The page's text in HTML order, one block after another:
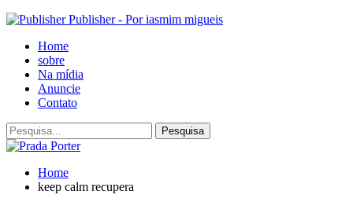
Publisher - Por iasmim migueis
Home
sobre
Na mídia
Anuncie
Contato
Home
keep calm recupera